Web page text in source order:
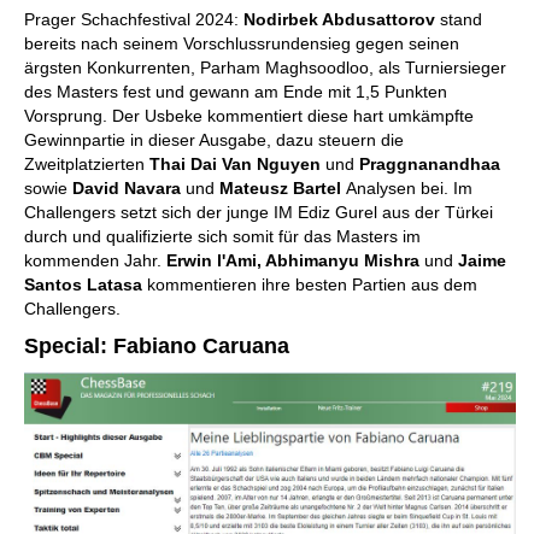
Prager Schachfestival 2024: Nodirbek Abdusattorov stand
bereits nach seinem Vorschlussrundensieg gegen seinen
ärgsten Konkurrenten, Parham Maghsoodloo, als Turniersieger
des Masters fest und gewann am Ende mit 1,5 Punkten
Vorsprung. Der Usbeke kommentiert diese hart umkämpfte
Gewinnpartie in dieser Ausgabe, dazu steuern die
Zweitplatzierten Thai Dai Van Nguyen und Praggnanandhaa
sowie David Navara und Mateusz Bartel Analysen bei. Im
Challengers setzt sich der junge IM Ediz Gurel aus der Türkei
durch und qualifizierte sich somit für das Masters im
kommenden Jahr. Erwin l'Ami, Abhimanyu Mishra und Jaime
Santos Latasa kommentieren ihre besten Partien aus dem
Challengers.
Special: Fabiano Caruana